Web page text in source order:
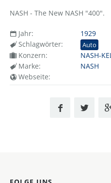
NASH - The New NASH "400".
Jahr:
1929
Schlagwörter:
Auto
Konzern:
NASH-
Marke:
NASH
Webseite: